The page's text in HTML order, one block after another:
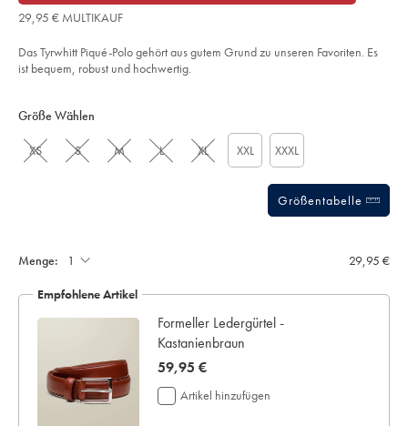
admiralblau/JEP0426TQB.html?
sourceCode=dmdefault
of
29,95 € MULTIKAUF
Das Tyrwhitt Piqué-Polo gehört aus gutem Grund zu unseren Favoriten. Es
ist bequem, robust und hochwertig.
Actions
cart
Größe Wählen
XS S M L XL XXL XXXL
Größentabelle
Menge: 29,95 €
Empfohlene Artikel
Formeller Ledergürtel -
Kastanienbraun
now
59,95
€
59,95 €
Artikel hinzufügen